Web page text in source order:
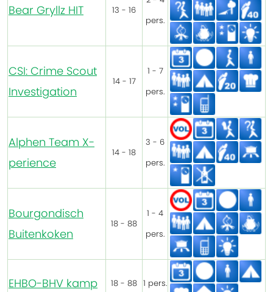
Bear Gryllz HIT 13 - 16
pers.
CSI: Crime Scout
Investigation
14 - 17
1 - 7
pers.
Alphen Team X-
perience
14 - 18
3 - 6
pers.
Bourgondisch
Buitenkoken
18 - 88
1 - 4
pers.
EHBO-BHV kamp 18 - 88 1 pers.